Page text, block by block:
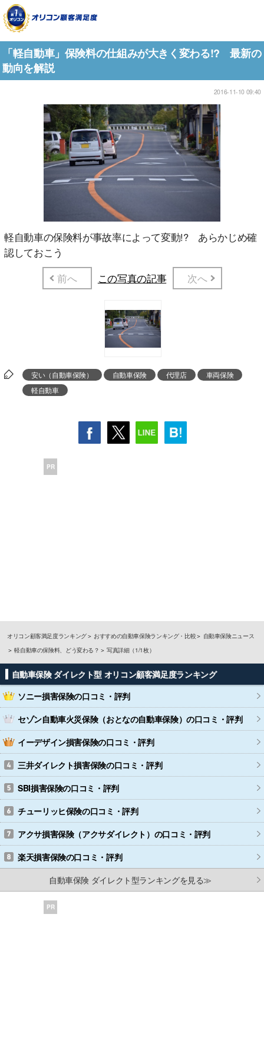
「軽自動車」保険料の仕組みが大きく変わる!? 最新の
動向を解説
2016-11-10 09:40
軽自動車の保険料が事故率によって変動!? あらかじめ確
認しておこう
前へ
この写真の記事 次へ
安い（自動車保険） 自動車保険 代理店
車両保険
軽自動車
PR
オリコン顧客満足度ランキング おすすめの自動車保険ランキング・比較
自動車保険ニュース
軽自動車の保険料、どう変わる？
写真詳細（1/1枚）
自動車保険 ダイレクト型 オリコン顧客満足度ランキング
ソニー損害保険の口コミ・評判
セゾン自動車火災保険（おとなの自動車保険）の口コミ・評判
イーデザイン損害保険の口コミ・評判
三井ダイレクト損害保険の口コミ・評判
SBI損害保険の口コミ・評判
チューリッヒ保険の口コミ・評判
アクサ損害保険（アクサダイレクト） の口コミ・評判
楽天損害保険の口コミ・評判
自動車保険 ダイレクト型ランキングを見る≫
PR